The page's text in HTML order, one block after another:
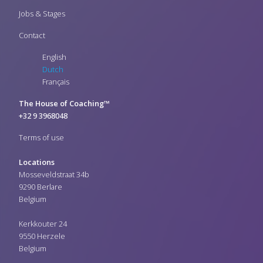
Jobs & Stages
Contact
English
Dutch
Français
The House of Coaching™
+32 9 3968048
Terms of use
Locations
Mosseveldstraat 34b
9290 Berlare
Belgium
Kerkkouter 24
9550 Herzele
Belgium